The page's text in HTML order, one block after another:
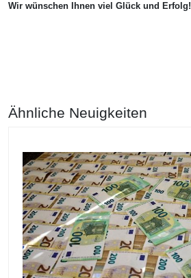
Wir wünschen Ihnen viel Glück und Erfolg!
Ähnliche Neuigkeiten